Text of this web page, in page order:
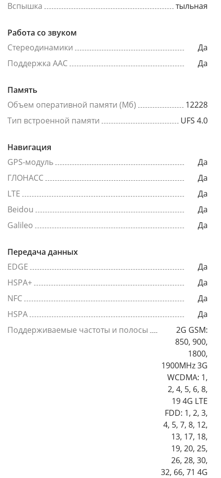
Вспышка
тыльная
Работа со звуком
Стереодинамики
Да
Поддержка AAC
Да
Память
Объем оперативной памяти (Мб)
12228
Тип встроенной памяти
UFS 4.0
Навигация
GPS-модуль
Да
ГЛОНАСС
Да
LTE
Да
Beidou
Да
Galileo
Да
Передача данных
EDGE
Да
HSPA+
Да
NFC
Да
HSPA
Да
Поддерживаемые частоты и полосы
2G GSM:
850, 900,
1800,
1900MHz 3G
WCDMA: 1,
2, 4, 5, 6, 8,
19 4G LTE
FDD: 1, 2, 3,
4, 5, 7, 8, 12,
13, 17, 18,
19, 20, 25,
26, 28, 30,
32, 66, 71 4G